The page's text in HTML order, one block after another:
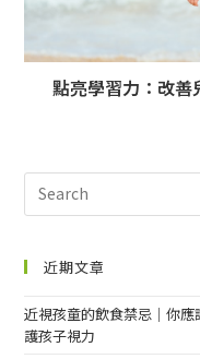
點亮學習力：改善
近期文章
近視孩童的飲食禁忌｜你
護孩子視力